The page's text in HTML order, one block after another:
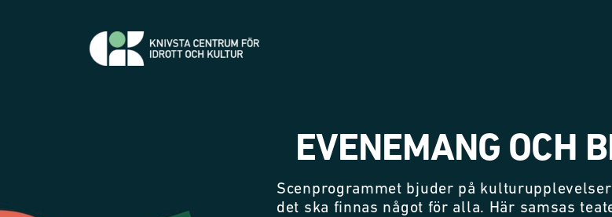
EVENEMANG OCH
Scenprogrammet bjuder på
det ska finnas något för alla. Här samsas